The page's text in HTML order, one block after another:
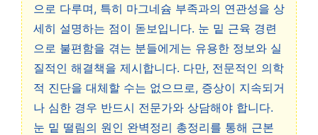
으로 다루며, 특히 마그네슘 부족과의 연관성을 상
세히 설명하는 점이 돋보입니다. 눈 밑 근육 경련
으로 불편함을 겪는 분들에게는 유용한 정보와 실
질적인 해결책을 제시합니다. 다만, 전문적인 의학
적 진단을 대체할 수는 없으므로, 증상이 지속되거
나 심한 경우 반드시 전문가와 상담해야 합니다.
눈 밑 떨림의 원인 완벽정리 총정리를 통해 근본